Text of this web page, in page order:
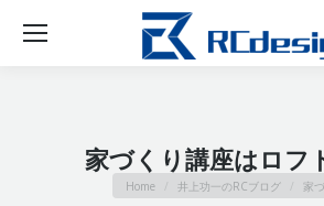
家づくり講座はロフ
You are here:
Home 井上功一のRCブログ 家